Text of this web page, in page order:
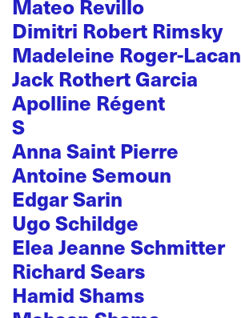
Mateo Revillo
Dimitri Robert Rimsky
Madeleine Roger-Lacan
Jack Rothert Garcia
Apolline Régent
S
Anna Saint Pierre
Antoine Semoun
Edgar Sarin
Ugo Schildge
Elea Jeanne Schmitter
Richard Sears
Hamid Shams